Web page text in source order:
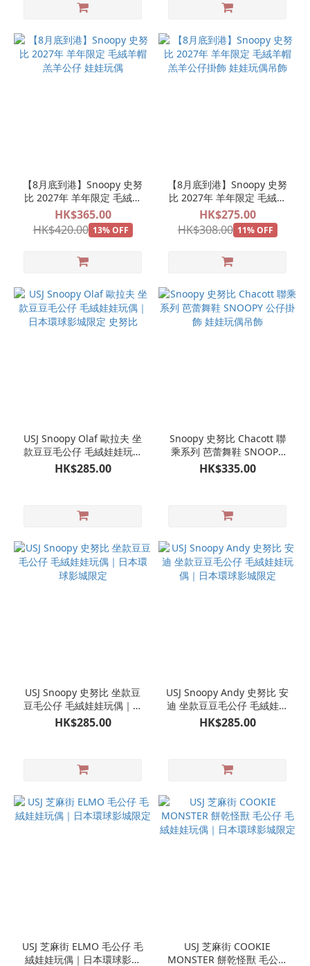
【8月底到港】Snoopy 史努
比 2027年 羊年限定 毛絨羊
帽 羔羊公仔 娃娃玩偶
HK$365.00
HK$420.00 13% OFF
【8月底到港】Snoopy 史努
比 2027年 羊年限定 毛絨羊
帽 羔羊公仔掛飾 娃娃玩偶吊
飾
HK$275.00
HK$308.00 11% OFF
USJ Snoopy Olaf 歐拉夫 坐
款豆豆毛公仔 毛絨娃娃玩偶
｜日本環球影城限定 史努比
HK$285.00
Snoopy 史努比 Chacott 聯
乘系列 芭蕾舞鞋 SNOOPY
公仔掛飾 娃娃玩偶吊飾
HK$335.00
USJ Snoopy 史努比 坐款豆
豆毛公仔 毛絨娃娃玩偶｜日
本環球影城限定
HK$285.00
USJ Snoopy Andy 史努比 安
迪 坐款豆豆毛公仔 毛絨娃娃
玩偶｜日本環球影城限定
HK$285.00
USJ 芝麻街 ELMO 毛公仔 毛
絨娃娃玩偶｜日本環球影城
USJ 芝麻街 COOKIE
MONSTER 餅乾怪獸 毛公仔